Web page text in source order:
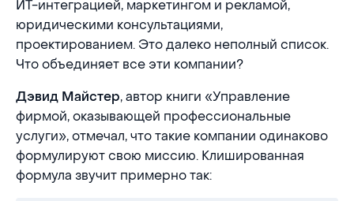
ИТ-интеграцией, маркетингом и рекламой,
юридическими консультациями,
проектированием. Это далеко неполный список.
Что объединяет все эти компании?
Дэвид Майстер, автор книги «Управление
фирмой, оказывающей профессиональные
услуги», отмечал, что такие компании одинаково
формулируют свою миссию. Клишированная
формула звучит примерно так: